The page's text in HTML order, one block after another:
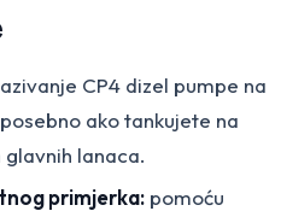
CP4 dizel pumpe na
ako tankujete na
lanaca.
primjerka: pomoću